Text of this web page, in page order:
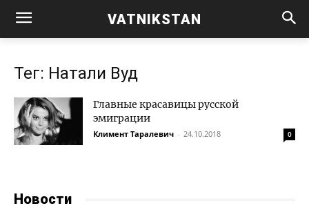
VATNIKSTAN
Тег: Натали Вуд
Главные красавицы русской
эмиграции
Климент Таралевич - 24.10.2018 0
Новости